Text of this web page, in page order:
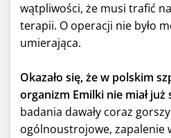
wątpliwości, że musi trafić
terapii. O operacji nie było
umierająca.
Okazało się, że w polskim
organizm Emilki nie miał już
badania dawały coraz
ogólnoustrojowe, zapalenie